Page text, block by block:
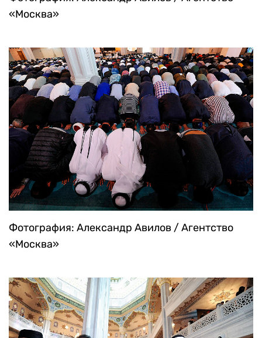
«Москва»
Фотография: Александр Авилов / Агентство
«Москва»